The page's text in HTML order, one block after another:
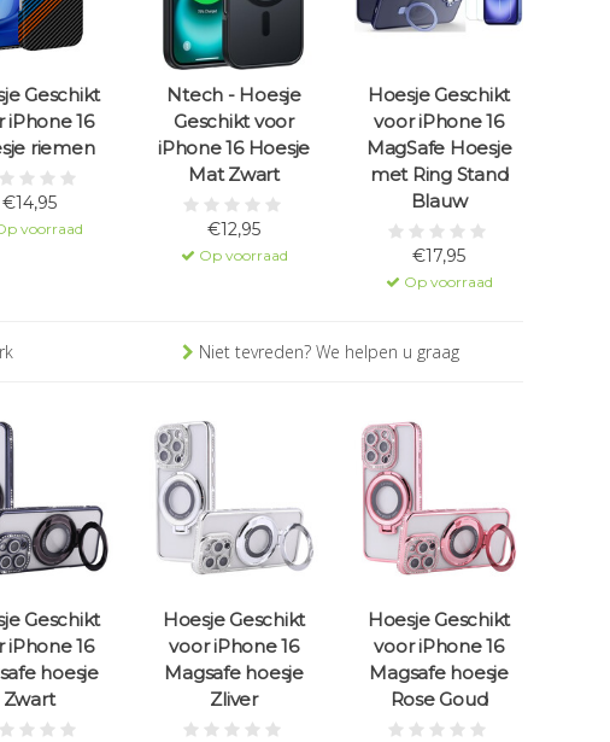
Geschikt
iPhone 16
riemen
€14,95
voorraad
Ntech - Hoesje
Geschikt voor
iPhone 16 Hoesje
Mat Zwart
€12,95
Op voorraad
Hoesje Geschikt
voor iPhone 16
MagSafe Hoesje
met Ring Stand
Blauw
€17,95
Op voorraad
Niet tevreden? We helpen u graag
Geschikt
iPhone 16
hoesje
Zwart
Hoesje Geschikt
voor iPhone 16
Magsafe hoesje
Zliver
Hoesje Geschikt
voor iPhone 16
Magsafe hoesje
Rose Goud